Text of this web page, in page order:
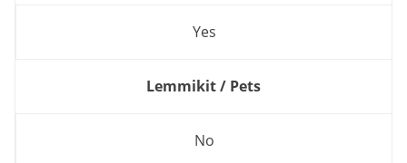
Yes
Lemmikit / Pets
No